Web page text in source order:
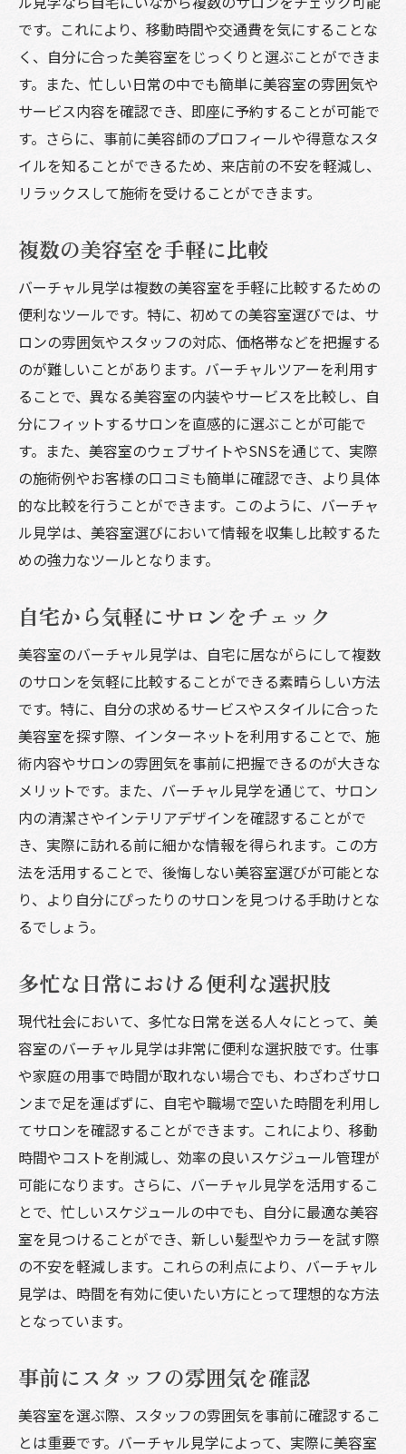
です。これにより、移動時間や交通費を気にすることな
く、自分に合った美容室をじっくりと選ぶことができま
す。また、忙しい日常の中でも簡単に美容室の雰囲気や
サービス内容を確認でき、即座に予約することが可能で
す。さらに、事前に美容師のプロフィールや得意なスタ
イルを知ることができるため、来店前の不安を軽減し、
リラックスして施術を受けることができます。
複数の美容室を手軽に比較
バーチャル見学は複数の美容室を手軽に比較するための
便利なツールです。特に、初めての美容室選びでは、サ
ロンの雰囲気やスタッフの対応、価格帯などを把握する
のが難しいことがあります。バーチャルツアーを利用す
ることで、異なる美容室の内装やサービスを比較し、自
分にフィットするサロンを直感的に選ぶことが可能で
す。また、美容室のウェブサイトやSNSを通じて、実際
の施術例やお客様の口コミも簡単に確認でき、より具体
的な比較を行うことができます。このように、バーチャ
ル見学は、美容室選びにおいて情報を収集し比較するた
めの強力なツールとなります。
自宅から気軽にサロンをチェック
美容室のバーチャル見学は、自宅に居ながらにして複数
のサロンを気軽に比較することができる素晴らしい方法
です。特に、自分の求めるサービスやスタイルに合った
美容室を探す際、インターネットを利用することで、施
術内容やサロンの雰囲気を事前に把握できるのが大きな
メリットです。また、バーチャル見学を通じて、サロン
内の清潔さやインテリアデザインを確認することがで
き、実際に訪れる前に細かな情報を得られます。この方
法を活用することで、後悔しない美容室選びが可能とな
り、より自分にぴったりのサロンを見つける手助けとな
るでしょう。
多忙な日常における便利な選択肢
現代社会において、多忙な日常を送る人々にとって、美
容室のバーチャル見学は非常に便利な選択肢です。仕事
や家庭の用事で時間が取れない場合でも、わざわざサロ
ンまで足を運ばずに、自宅や職場で空いた時間を利用し
てサロンを確認することができます。これにより、移動
時間やコストを削減し、効率の良いスケジュール管理が
可能になります。さらに、バーチャル見学を活用するこ
とで、忙しいスケジュールの中でも、自分に最適な美容
室を見つけることができ、新しい髪型やカラーを試す際
の不安を軽減します。これらの利点により、バーチャル
見学は、時間を有効に使いたい方にとって理想的な方法
となっています。
事前にスタッフの雰囲気を確認
美容室を選ぶ際、スタッフの雰囲気を事前に確認するこ
とは重要です。バーチャル見学によって、実際に美容室